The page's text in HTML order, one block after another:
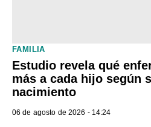
FAMILIA
Estudio revela qué
más a cada hijo según
nacimiento
06 de agosto de 2026 - 14:24